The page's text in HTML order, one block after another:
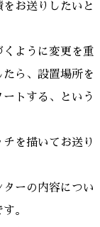
お送りしたいと
ように変更を重
ら、設置場所を
トする、という
を描いてお送り
ーの内容につい
。